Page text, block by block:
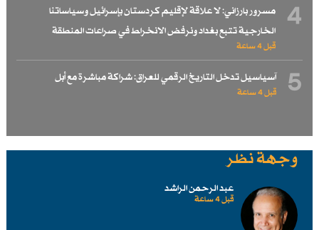
4
مسرور بارزاني: لا علاقة لإقليم كردستان بإسرائيل وسياساتنا
الخارجية تتبع بغداد ونرفض الانخراط في صراعات المنطقة
قبل 4 ساعة
5 آسياسيل تدخل التاريخ الرقمي للعراق: شراكة مباشرة مع أبل
قبل 4 ساعة
وجهة نظر
عبد الرحمن الراشد
قبل 4 ساعة